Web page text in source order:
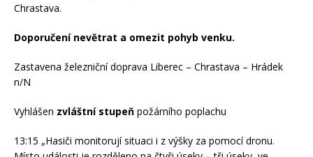
Chrastava.
Doporučení nevětrat a omezit pohyb venku.
Zastavena železniční doprava Liberec – Chrastava – Hrádek
n/N
Vyhlášen zvláštní stupeň požárního poplachu
13:15 „Hasiči monitorují situaci i z výšky za pomocí dronu.